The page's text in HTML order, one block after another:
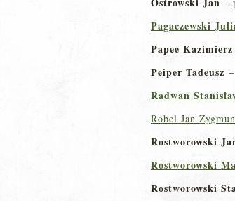
Pagaczewski
Papee Kazimierz
Peiper Tadeusz
Radwan
Robel Jan
Rostworowski
Rostworowski
Rostworowski